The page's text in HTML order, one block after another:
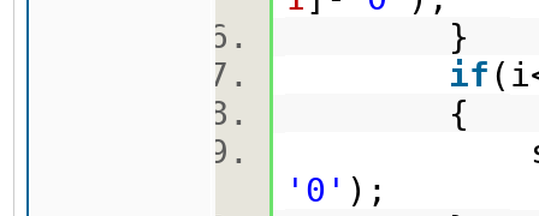
}
if
{
'0' );